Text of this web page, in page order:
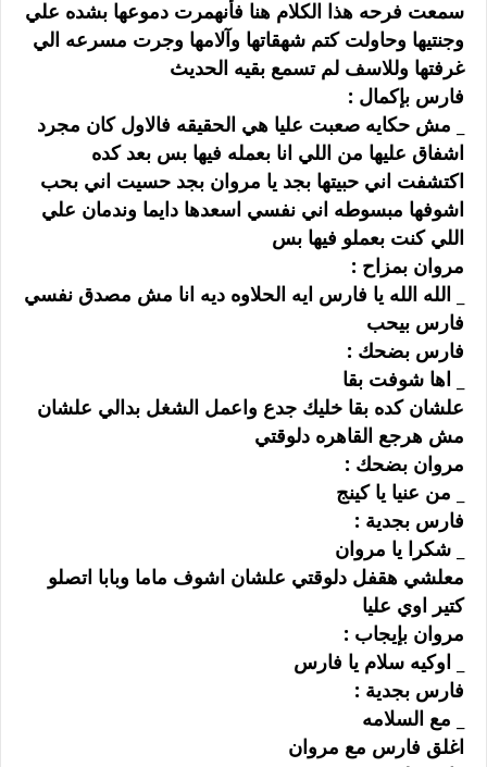
ﺳﻤﻌﺖ ﻓﺮﺣﻪ ﻫﺬﺍ ﺍﻟﻜﻼﻡ ﻫﻨﺎ ﻓﺄﻧﻬﻤﺮﺕ ﺩﻣﻮﻋﻬﺎ ﺑﺸﺪﻩ ﻋﻠﻲ
ﻭﺟﻨﺘﻴﻬﺎ ﻭﺣﺎﻭﻟﺖ ﻛﺘﻢ ﺷﻬﻘﺎﺗﻬﺎ ﻭﺁﻻﻣﻬﺎ ﻭﺟﺮﺕ ﻣﺴﺮﻋﻪ ﺍﻟﻲ
ﻏﺮﻓﺘﻬﺎ ﻭﻟﻼﺳﻒ ﻟﻢ ﺗﺴﻤﻊ ﺑﻘﻴﻪ ﺍﻟﺤﺪﻳﺚ
ﻓﺎﺭﺱ ﺑﺈﻛﻤﺎﻝ :
_ ﻣﺶ ﺣﻜﺎﻳﻪ ﺻﻌﺒﺖ ﻋﻠﻴﺎ ﻫﻲ ﺍﻟﺤﻘﻴﻘﻪ ﻓﺎﻻﻭﻝ ﻛﺎﻥ ﻣﺠﺮﺩ
ﺍﺷﻔﺎﻕ ﻋﻠﻴﻬﺎ ﻣﻦ ﺍﻟﻠﻲ ﺍﻧﺎ ﺑﻌﻤﻠﻪ ﻓﻴﻬﺎ ﺑﺲ ﺑﻌﺪ ﻛﺪﻩ
ﺍﻛﺘﺸﻔﺖ ﺍﻧﻲ ﺣﺒﻴﺘﻬﺎ ﺑﺠﺪ ﻳﺎ ﻣﺮﻭﺍﻥ ﺑﺠﺪ ﺣﺴﻴﺖ ﺍﻧﻲ ﺑﺤﺐ
ﺍﺷﻮﻓﻬﺎ ﻣﺒﺴﻮﻃﻪ ﺍﻧﻲ ﻧﻔﺴﻲ ﺍﺳﻌﺪﻫﺎ ﺩﺍﻳﻤﺎ ﻭﻧﺪﻣﺎﻥ ﻋﻠﻲ
ﺍﻟﻠﻲ ﻛﻨﺖ ﺑﻌﻤﻠﻮ ﻓﻴﻬﺎ ﺑﺲ
ﻣﺮﻭﺍﻥ ﺑﻤﺰﺍﺡ :
_ ﺍﻟﻠﻪ ﺍﻟﻠﻪ ﻳﺎ ﻓﺎﺭﺱ ﺍﻳﻪ ﺍﻟﺤﻼﻭﻩ ﺩﻳﻪ ﺍﻧﺎ ﻣﺶ ﻣﺼﺪﻕ ﻧﻔﺴﻲ
ﻓﺎﺭﺱ ﺑﻴﺤﺐ
ﻓﺎﺭﺱ ﺑﻀﺤﻚ :
_ ﺍﻫﺎ ﺷﻮﻓﺖ ﺑﻘﺎ
ﻋﻠﺸﺎﻥ ﻛﺪﻩ ﺑﻘﺎ ﺧﻠﻴﻚ ﺟﺪﻉ ﻭﺍﻋﻤﻞ ﺍﻟﺸﻐﻞ ﺑﺪﺍﻟﻲ ﻋﻠﺸﺎﻥ
ﻣﺶ ﻫﺮﺟﻊ ﺍﻟﻘﺎﻫﺮﻩ ﺩﻟﻮﻗﺘﻲ
ﻣﺮﻭﺍﻥ ﺑﻀﺤﻚ :
_ ﻣﻦ ﻋﻨﻴﺎ ﻳﺎ ﻛﻴﻨﺞ
ﻓﺎﺭﺱ ﺑﺠﺪﻳﺔ :
_ ﺷﻜﺮﺍ ﻳﺎ ﻣﺮﻭﺍﻥ
ﻣﻌﻠﺸﻲ ﻫﻘﻔﻞ ﺩﻟﻮﻗﺘﻲ ﻋﻠﺸﺎﻥ ﺍﺷﻮﻑ ﻣﺎﻣﺎ ﻭﺑﺎﺑﺎ ﺍﺗﺼﻠﻮ
ﻛﺘﻴﺮ ﺍﻭﻱ ﻋﻠﻴﺎ
ﻣﺮﻭﺍﻥ ﺑﺈﻳﺠﺎﺏ :
_ ﺍﻭﻛﻴﻪ ﺳﻼﻡ ﻳﺎ ﻓﺎﺭﺱ
ﻓﺎﺭﺱ ﺑﺠﺪﻳﺔ :
_ ﻣﻊ ﺍﻟﺴﻼﻣﻪ
ﺍﻏﻠﻖ ﻓﺎﺭﺱ ﻣﻊ ﻣﺮﻭﺍﻥ